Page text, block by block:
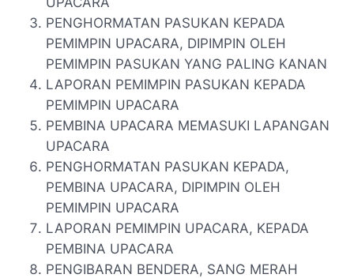
PENGHORMATAN PASUKAN KEPADA
PEMIMPIN UPACARA, DIPIMPIN OLEH
PEMIMPIN PASUKAN YANG PALING KANAN
LAPORAN PEMIMPIN PASUKAN KEPADA
PEMIMPIN UPACARA
PEMBINA UPACARA MEMASUKI LAPANGAN
UPACARA
PENGHORMATAN PASUKAN KEPADA,
PEMBINA UPACARA, DIPIMPIN OLEH
PEMIMPIN UPACARA
LAPORAN PEMIMPIN UPACARA, KEPADA
PEMBINA UPACARA
PENGIBARAN BENDERA, SANG MERAH